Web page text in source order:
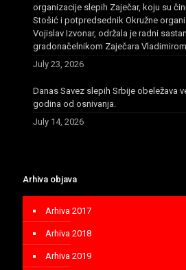
organizacije slepih Zaječar, koju su
Stošić i potpredsednik Okružne
Vojislav Izvonar, održala je radni
gradonačelnikom Zaječara
July 23, 2026
Danas Savez slepih Srbije obeležava
godina od osnivanja.
July 14, 2026
Arhiva objava
Arhiva 2017
Arhiva 2018
Arhiva 2019